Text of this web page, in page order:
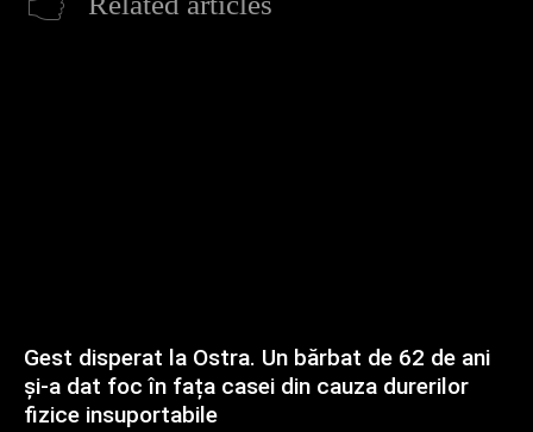
Gest disperat la Ostra. Un bărbat de 62 de ani
și-a dat foc în fața casei din cauza durerilor
fizice insuportabile